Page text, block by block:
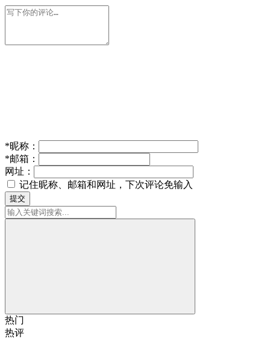
*昵称：
*邮箱：
网址：
记住昵称、邮箱和网址，下次评论免输入
提交
热门
热评